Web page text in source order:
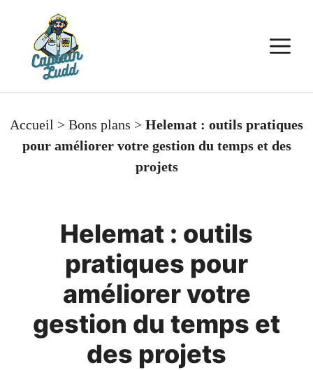
contenu
Accueil > Bons plans > Helemat : outils pratiques
pour améliorer votre gestion du temps et des
projets
Helemat : outils
pratiques pour
améliorer votre
gestion du temps et
des projets